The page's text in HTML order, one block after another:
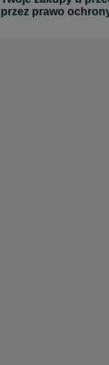
przez prawo